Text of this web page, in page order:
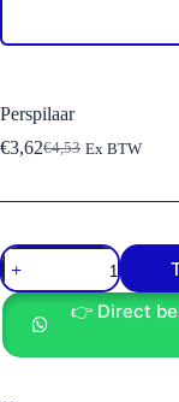
Perspilaar
€4,53
Oorspronkelijke
was:
€3,62Huidige
is:
Ex BTW
Perspilaar
aantal
👉 Direct